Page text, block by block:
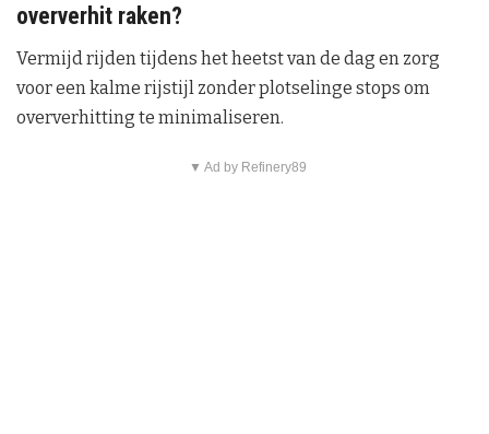
oververhit raken?
Vermijd rijden tijdens het heetst van de dag en zorg
voor een kalme rijstijl zonder plotselinge stops om
oververhitting te minimaliseren.
▼ Ad by Refinery89